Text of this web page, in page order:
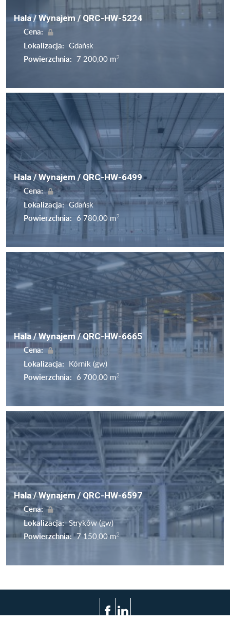
Hala / Wynajem / QRC-HW-5224
Cena:
Lokalizacja: Gdańsk
Powierzchnia: 7 200,00 m2
Hala / Wynajem / QRC-HW-6499
Cena:
Lokalizacja: Gdańsk
Powierzchnia: 6 780,00 m2
Hala / Wynajem / QRC-HW-6665
Cena:
Lokalizacja: Kórnik (gw)
Powierzchnia: 6 700,00 m2
Hala / Wynajem / QRC-HW-6597
Cena:
Lokalizacja: Stryków (gw)
Powierzchnia: 7 150,00 m2